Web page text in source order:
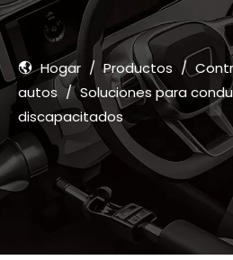
Hogar / Productos /
autos / Soluciones para
discapacitados